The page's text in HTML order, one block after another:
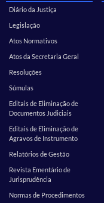
Diário da Justiça
Legislação
Atos Normativos
Atos da Secretaria Geral
Resoluções
Súmulas
Editais de Eliminação de
Documentos Judiciais
Editais de Eliminação de
Agravos de Instrumento
Relatórios de Gestão
Revista Ementário de
Jurisprudência
Normas de Procedimentos